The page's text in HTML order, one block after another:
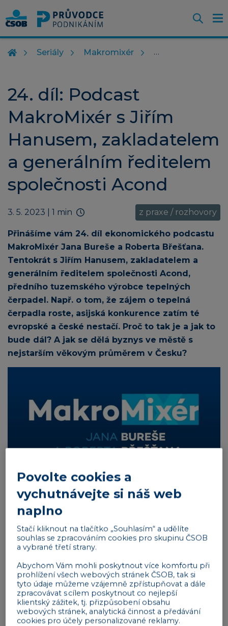
Seriály Makromixér
24. díl: Podcast
MakroMixér s Jiřím
Hanusem, zakladatelem
a generálním ředitelem
společnosti Acond
3. 5. 2023 | 1 min z praxe / rozhovory
Přinášíme vám 24. díl ekonomického podcastu
MakroMixér Jana Bureše a Roberta Břešťana.
Tentokrát s Jiřím Hanusem, zakladatelem a
generálním ředitelem společnosti Acond,
předního tuzemského výrobce tepelných
čerpadel. Např. o tom, že zájem o tepelná
čerpadla roste, asijská konkurence zatím té
evropské a české nestačí. Proč to tak je a jak to
bude dál? A jak se dělá byznys ve městě s
nejstarším věkovým průměrem v Česku?
Poslouchejte MakroMixér: O penězích, byznyse,
ekonomice a trzích. S nadhledem a chytrými hosty.
POSLOUCHEJTE NA:
SoundCloud
Spotify
Google Podcasts
Apple Podcasts
Jan Bureš
Jan Bureš je hlavní ekonom Patria Finance a
Povolte cookies a
vychutnávejte si náš web
naplno
Stačí kliknout na tlačítko „Souhlasím“ a udělíte
souhlas se zpracováním cookies pro skupinu ČSOB
a vybrané třetí strany.
Abychom Vám mohli poskytnout více komfortu při
prohlížení všech webových stránek ČSOB, tak si
tyto údaje můžeme vzájemně zpřístupňovat a dále
zpracovávat s cílem poskytnout co nejlepší
klientský zážitek, tj. přizpůsobení obsahu
webových stránek, analytická činnost a předávání
cookies pro účely personalizované reklamy.